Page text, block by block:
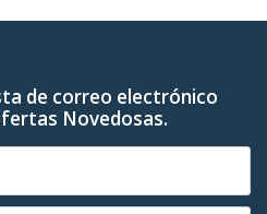
de correo electrónico
Novedosas.